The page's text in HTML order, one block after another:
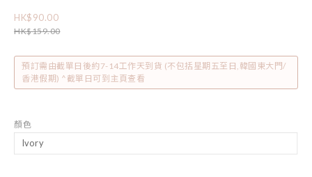
HK$90.00
HK$159.00
預訂需由截單日後約7-14工作天到貨 (不包括星期五至日,韓國東大門/
香港假期) ^截單日可到主頁查看
顏色